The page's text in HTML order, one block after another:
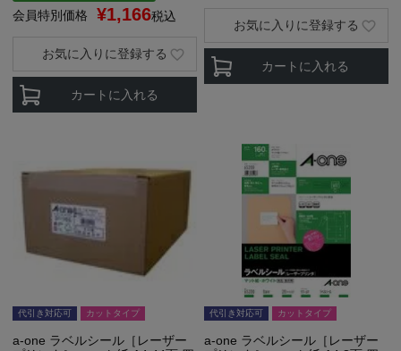
会員特別価格 ¥1,166税込
カートに入れる
お気に入りに登録する
カートに入れる
お気に入りに登録する
代引き対応可 カットタイプ
a-one ラベルシール［レーザー
代引き対応可 カットタイプ
a-one ラベルシール［レーザー